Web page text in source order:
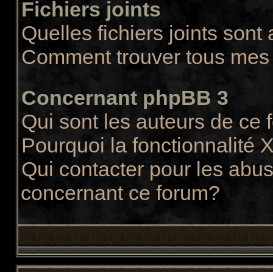
Fichiers joints
Quelles fichiers joints sont
Comment trouver tous
Concernant phpBB 3
Qui sont les auteurs de ce
Pourquoi la fonctionnalité
Qui contacter pour les
concernant ce forum?